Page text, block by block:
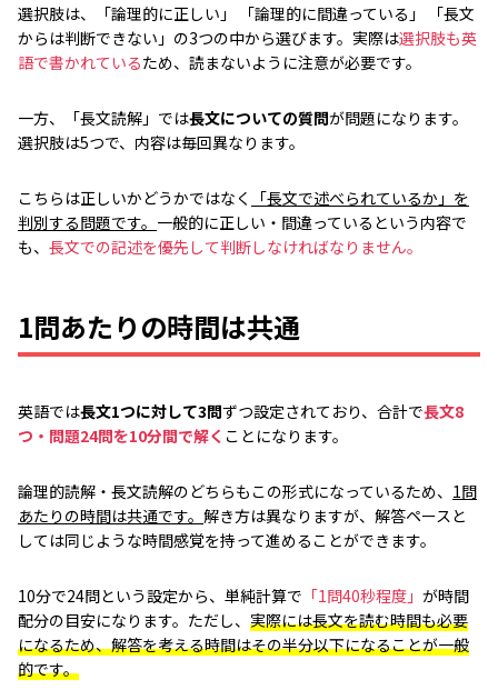
選択肢は、「論理的に正しい」 「論理的に間違っている」 「長文
からは判断できない」の3つの中から選びます。実際は選択肢も英
語で書かれているため、読まないように注意が必要です。
一方、「長文読解」では長文についての質問が問題になります。
選択肢は5つで、内容は毎回異なります。
こちらは正しいかどうかではなく
「長文で述べられているか」を
判別する問題です。 一般的に正しい・間違っているという内容で
も、 長文での記述を優先して判断しなければなりません。
1問あたりの時間は共通
英語では長文1つに対して3問ずつ設定されており、合計で長文8
つ・問題24問を10分間で解く ことになります。
論理的読解・長文読解のどちらもこの形式になっているため、 1問
あたりの時間は共通です。 解き方は異なりますが、解答ペースと
しては同じような時間感覚を持って進めることができます。
10分で24問という設定から、単純計算で 「1問40秒程度」 が時間
配分の目安になります。ただし、 実際には長文を読む時間も必要
になるため、解答を考える時間はその半分以下になることが一般
的です。